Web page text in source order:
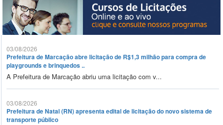
03/08/2026
Prefeitura de Marcação abre licitação de R$1,3 milhão para compra de
playgrounds e brinquedos ..
A Prefeitura de Marcação abriu uma licitação com v...
03/08/2026
Prefeitura de Natal (RN) apresenta edital de licitação do novo sistema de
transporte público